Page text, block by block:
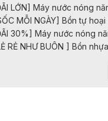
LỚN] Máy nước nóng
MỖI NGÀY] Bồn tự
30%] Máy nước nóng
RẺ NHƯ BUÔN ] Bồn